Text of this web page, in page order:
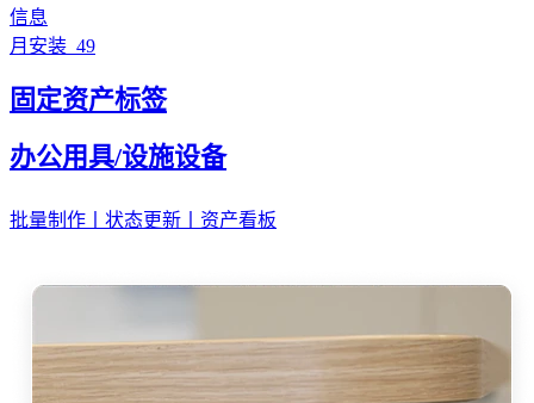
信息
月安装 49
固定资产标签
办公用具/设施设备
批量制作丨状态更新丨资产看板